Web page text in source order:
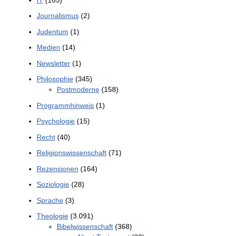
Journalismus(2)
Judentum (1)
Medien (14)
Newsletter(1)
Philosophie(345)
Postmoderne(158)
Programmhinweis(1)
Psychologie(15)
Recht(40)
Religionswissenschaft(71)
Rezensionen (164)
Soziologie(28)
Sprache(3)
Theologie(3.091)
Bibelwissenschaft(368)